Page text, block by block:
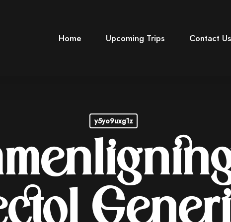
Home Upcoming Trips Contact Us
y5yo9uxg1z